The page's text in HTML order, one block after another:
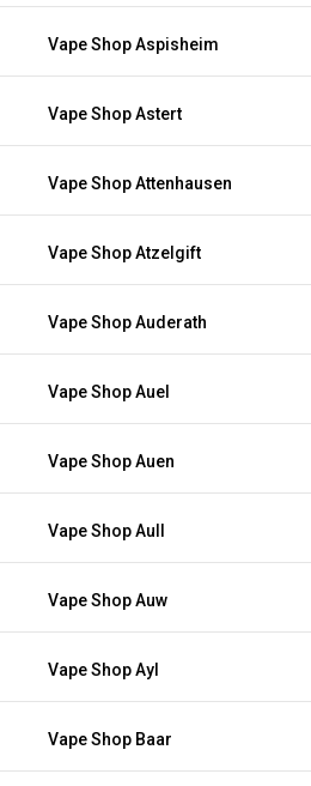
Vape Shop Aspisheim
Vape Shop Astert
Vape Shop Attenhausen
Vape Shop Atzelgift
Vape Shop Auderath
Vape Shop Auel
Vape Shop Auen
Vape Shop Aull
Vape Shop Auw
Vape Shop Ayl
Vape Shop Baar